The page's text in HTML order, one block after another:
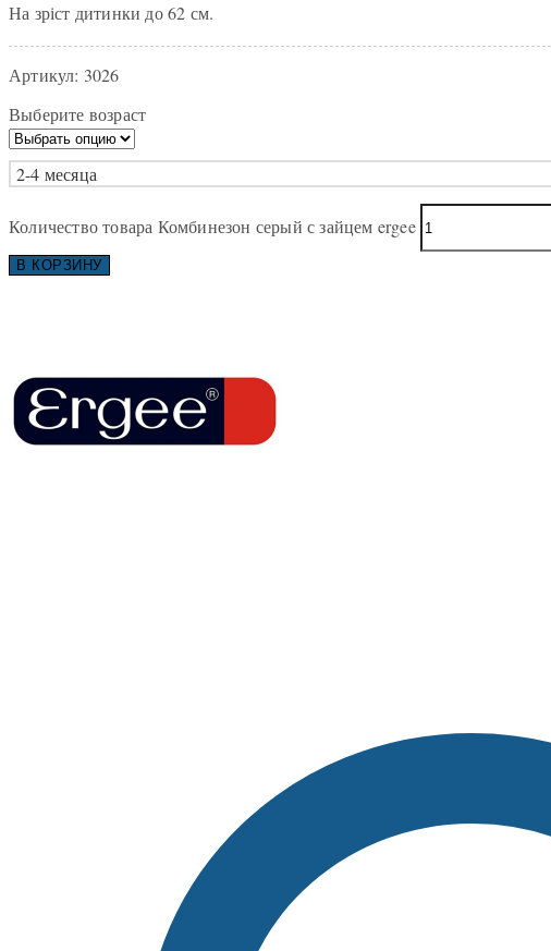
На зріст дитинки до 62 см.
Артикул: 3026
Выберите возраст
2-4 месяца
Количество товара Комбинезон серый с зайцем ergee
В КОРЗИНУ